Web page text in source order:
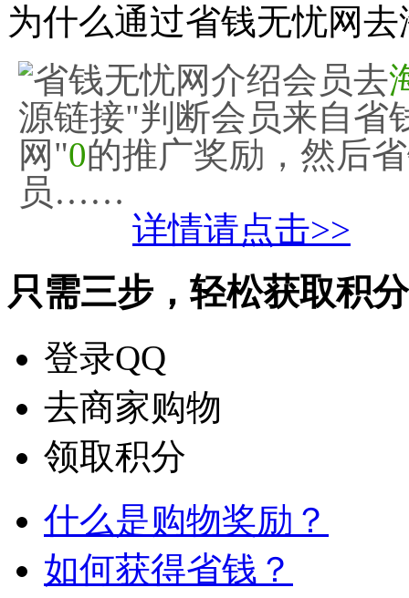
为什么通过省钱无忧网
省钱无忧网介绍会员去
源链接"判断会员来自省
网"0的推广奖励，然后
员……
详情请点击>>
只需三步，轻松获取积分
登录QQ
去商家购物
领取积分
什么是购物奖励？
如何获得省钱？